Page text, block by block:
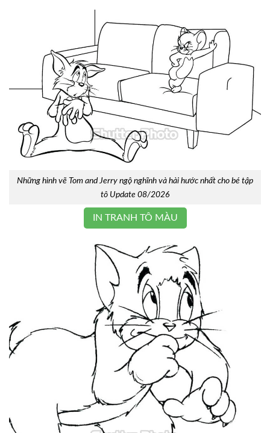
Những hình vẽ Tom and Jerry ngộ nghĩnh và hài hước nhất cho bé tập
tô Update 08/2026
IN TRANH TÔ MÀU